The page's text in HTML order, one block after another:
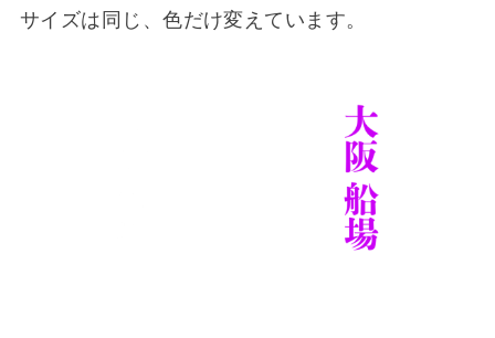
サイズは同じ、色だけ変えています。